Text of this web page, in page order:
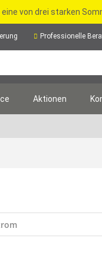
von drei starken
Professionelle
Aktionen